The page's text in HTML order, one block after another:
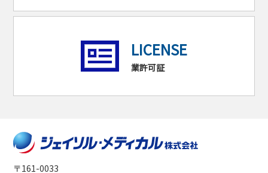
LICENSE
業許可証
〒161-0033